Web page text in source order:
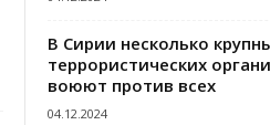
В Сирии несколько
террористических
воюют против всех
04.12.2024